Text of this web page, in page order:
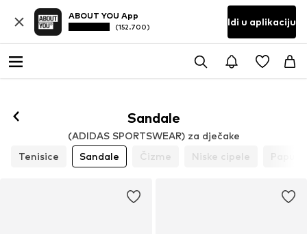
ABOUT YOU App
(152.700) Idi u aplikaciju
Sandale
(ADIDAS SPORTSWEAR) za dječake
Tenisice
Sandale Čizme Niske cipele Papuče